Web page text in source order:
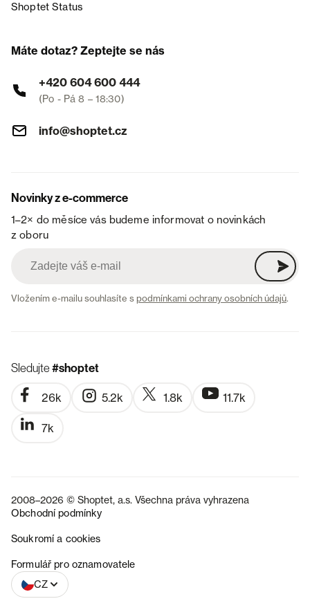
Shoptet Status
Máte dotaz? Zeptejte se nás
+420 604 600 444
(Po - Pá 8 – 18:30)
info@shoptet.cz
Novinky z e-commerce
1–2× do měsíce vás budeme informovat o novinkách
z oboru
Vložením e-mailu souhlasíte spodmínkami ochrany osobních údajů.
Sledujte#shoptet
26k 5.2k 1.8k 11.7k
7k
2008–2026 © Shoptet, a.s. Všechna práva vyhrazena
Obchodní podmínky
Soukromí a cookies
Formulář pro oznamovatele
CZ